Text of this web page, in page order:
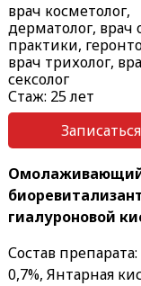
врач косметолог,
дерматолог, врач
практики,
врач трихолог,
сексолог
Стаж: 25 лет
Записаться
Омолаживающий
гиалуроновой
Состав
0,7%, Янтарная